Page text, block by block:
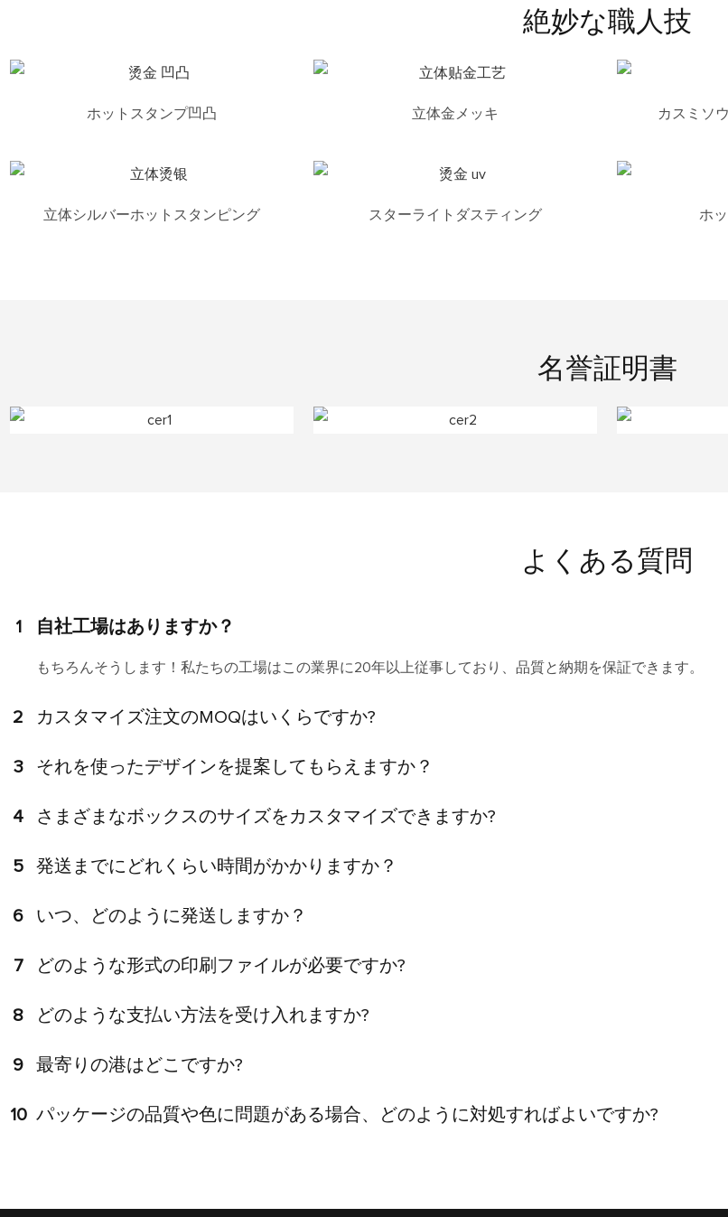
絶妙な職人技
ホットスタンプ凹凸 立体金メッキ カスミソ
立体シルバーホットスタンピング スターライトダスティング ホ
名誉証明書
よくある質問
1 自社工場はありますか？
もちろんそうします！私たちの工場はこの業界に20年以上従事しており、品質と納期を保証できます。
2 カスタマイズ注文のMOQはいくらですか?
3 それを使ったデザインを提案してもらえますか？
4 さまざまなボックスのサイズをカスタマイズできますか?
5 発送までにどれくらい時間がかかりますか？
6 いつ、どのように発送しますか？
7 どのような形式の印刷ファイルが必要ですか?
8 どのような支払い方法を受け入れますか?
9 最寄りの港はどこですか?
10 パッケージの品質や色に問題がある場合、どのように対処すればよいですか?